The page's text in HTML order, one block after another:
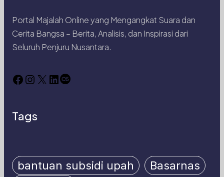
Portal Majalah Online yang Mengangkat Suara dan
Cerita Bangsa – Berita, Analisis, dan Inspirasi dari
Seluruh Penjuru Nusantara.
Facebook Instagram X LinkedIn Last.fm
Tags
bantuan subsidi upah
Basarnas